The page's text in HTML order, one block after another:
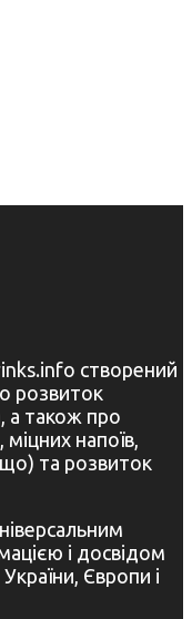
створений
розвиток
а також про
напоїв,
та розвиток
і досвідом
Європи і